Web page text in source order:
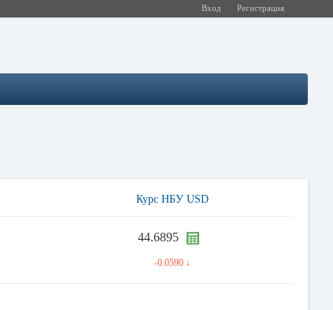
Вход Регистрация
Курс НБУ USD
44.6895
-0.0590 ↓